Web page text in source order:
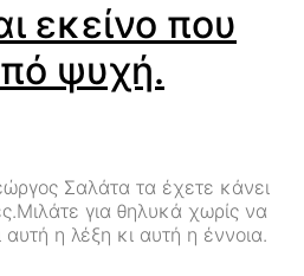
εκείνο που
ψυχή.
Σαλάτα τα έχετε κάνει
για θηλυκά χωρίς να
αυτή η λέξη κι αυτή η έννοια.